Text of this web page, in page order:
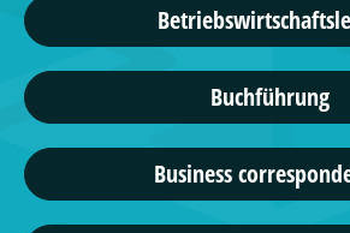
Buchführung
Business